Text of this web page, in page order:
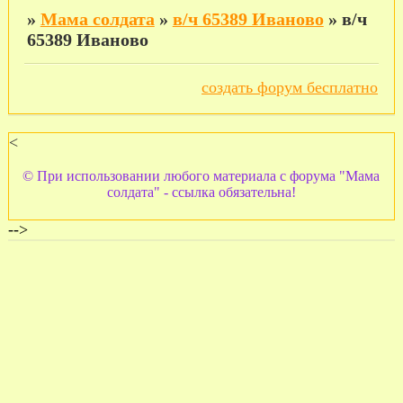
» Мама солдата » в/ч 65389 Иваново » в/ч
65389 Иваново
создать форум бесплатно
<
© При использовании любого материала с форума "Мама
солдата" - ссылка обязательна!
-->